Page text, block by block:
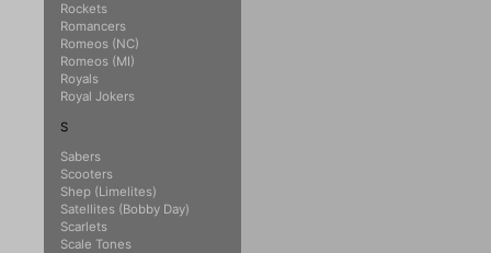
Rockets
Romancers
Romeos (NC)
Romeos (MI)
Royals
Royal Jokers
S
Sabers
Scooters
Shep (Limelites)
Satellites (Bobby Day)
Scarlets
Scale Tones